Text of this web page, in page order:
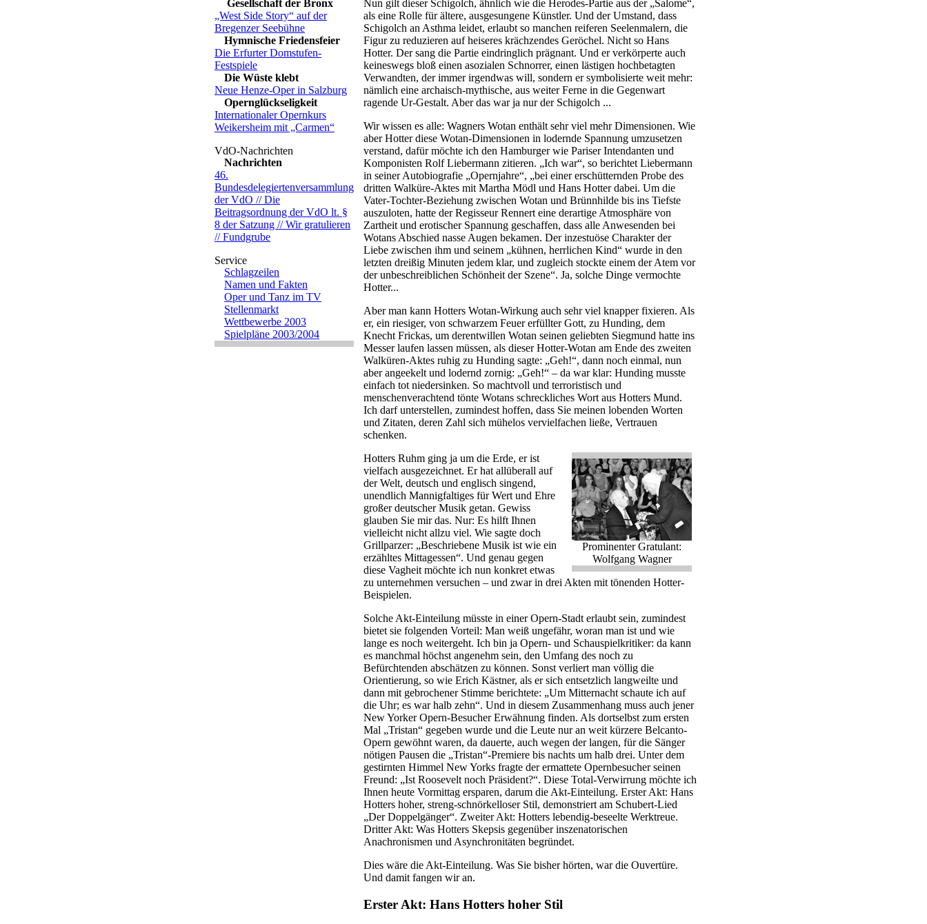
Gesellschaft der Bronx
„West Side Story“ auf der
Bregenzer Seebühne
Hymnische Friedensfeier
Die Erfurter Domstufen-
Festspiele
Die Wüste klebt
Neue Henze-Oper in Salzburg
Opernglückseligkeit
Internationaler Opernkurs
Weikersheim mit „Carmen“
Nachrichten
46.
Bundesdelegiertenversammlung
der VdO // Die
Beitragsordnung der VdO lt. §
8 der Satzung // Wir gratulieren
// Fundgrube
Schlagzeilen
Namen und Fakten
Oper und Tanz im TV
Stellenmarkt
Wettbewerbe 2003
Spielpläne 2003/2004
Nun gilt dieser Schigolch, ähnlich wie die Herodes-Partie aus der „Salome“,
als eine Rolle für ältere, ausgesungene Künstler. Und der Umstand, dass
Schigolch an Asthma leidet, erlaubt so manchen reiferen Seelenmalern, die
Figur zu reduzieren auf heiseres krächzendes Geröchel. Nicht so Hans
Hotter. Der sang die Partie eindringlich prägnant. Und er verkörperte auch
keineswegs bloß einen asozialen Schnorrer, einen lästigen hochbetagten
Verwandten, der immer irgendwas will, sondern er symbolisierte weit mehr:
nämlich eine archaisch-mythische, aus weiter Ferne in die Gegenwart
ragende Ur-Gestalt. Aber das war ja nur der Schigolch ...
Wir wissen es alle: Wagners Wotan enthält sehr viel mehr Dimensionen. Wie
aber Hotter diese Wotan-Dimensionen in lodernde Spannung umzusetzen
verstand, dafür möchte ich den Hamburger wie Pariser Intendanten und
Komponisten Rolf Liebermann zitieren. „Ich war“, so berichtet Liebermann
in seiner Autobiografie „Opernjahre“, „bei einer erschütternden Probe des
dritten Walküre-Aktes mit Martha Mödl und Hans Hotter dabei. Um die
Vater-Tochter-Beziehung zwischen Wotan und Brünnhilde bis ins Tiefste
auszuloten, hatte der Regisseur Rennert eine derartige Atmosphäre von
Zartheit und erotischer Spannung geschaffen, dass alle Anwesenden bei
Wotans Abschied nasse Augen bekamen. Der inzestuöse Charakter der
Liebe zwischen ihm und seinem „kühnen, herrlichen Kind“ wurde in den
letzten dreißig Minuten jedem klar, und zugleich stockte einem der Atem vor
der unbeschreiblichen Schönheit der Szene“. Ja, solche Dinge vermochte
Hotter...
Aber man kann Hotters Wotan-Wirkung auch sehr viel knapper fixieren. Als
er, ein riesiger, von schwarzem Feuer erfüllter Gott, zu Hunding, dem
Knecht Frickas, um derentwillen Wotan seinen geliebten Siegmund hatte ins
Messer laufen lassen müssen, als dieser Hotter-Wotan am Ende des zweiten
Walküren-Aktes ruhig zu Hunding sagte: „Geh!“, dann noch einmal, nun
aber angeekelt und lodernd zornig: „Geh!“ – da war klar: Hunding musste
einfach tot niedersinken. So machtvoll und terroristisch und
menschenverachtend tönte Wotans schreckliches Wort aus Hotters Mund.
Ich darf unterstellen, zumindest hoffen, dass Sie meinen lobenden Worten
und Zitaten, deren Zahl sich mühelos vervielfachen ließe, Vertrauen
schenken.
Prominenter Gratulant:
Wolfgang Wagner
Hotters Ruhm ging ja um die Erde, er ist
vielfach ausgezeichnet. Er hat allüberall auf
der Welt, deutsch und englisch singend,
unendlich Mannigfaltiges für Wert und Ehre
großer deutscher Musik getan. Gewiss
glauben Sie mir das. Nur: Es hilft Ihnen
vielleicht nicht allzu viel. Wie sagte doch
Grillparzer: „Beschriebene Musik ist wie ein
erzähltes Mittagessen“. Und genau gegen
diese Vagheit möchte ich nun konkret etwas
zu unternehmen versuchen – und zwar in drei Akten mit tönenden Hotter-
Beispielen.
Solche Akt-Einteilung müsste in einer Opern-Stadt erlaubt sein, zumindest
bietet sie folgenden Vorteil: Man weiß ungefähr, woran man ist und wie
lange es noch weitergeht. Ich bin ja Opern- und Schauspielkritiker: da kann
es manchmal höchst angenehm sein, den Umfang des noch zu
Befürchtenden abschätzen zu können. Sonst verliert man völlig die
Orientierung, so wie Erich Kästner, als er sich entsetzlich langweilte und
dann mit gebrochener Stimme berichtete: „Um Mitternacht schaute ich auf
die Uhr; es war halb zehn“. Und in diesem Zusammenhang muss auch jener
New Yorker Opern-Besucher Erwähnung finden. Als dortselbst zum ersten
Mal „Tristan“ gegeben wurde und die Leute nur an weit kürzere Belcanto-
Opern gewöhnt waren, da dauerte, auch wegen der langen, für die Sänger
nötigen Pausen die „Tristan“-Premiere bis nachts um halb drei. Unter dem
gestirnten Himmel New Yorks fragte der ermattete Opernbesucher seinen
Freund: „Ist Roosevelt noch Präsident?“. Diese Total-Verwirrung möchte ich
Ihnen heute Vormittag ersparen, darum die Akt-Einteilung. Erster Akt: Hans
Hotters hoher, streng-schnörkelloser Stil, demonstriert am Schubert-Lied
„Der Doppelgänger“. Zweiter Akt: Hotters lebendig-beseelte Werktreue.
Dritter Akt: Was Hotters Skepsis gegenüber inszenatorischen
Anachronismen und Asynchronitäten begründet.
Dies wäre die Akt-Einteilung. Was Sie bisher hörten, war die Ouvertüre.
Und damit fangen wir an.
Erster Akt: Hans Hotters hoher Stil